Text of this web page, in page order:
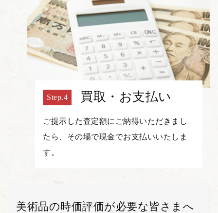
買取・お支払い
ご提示した査定額にご納得いただきまし
たら、その場で現金でお支払いいたしま
す。
美術品の時価評価が必要な皆さまへ